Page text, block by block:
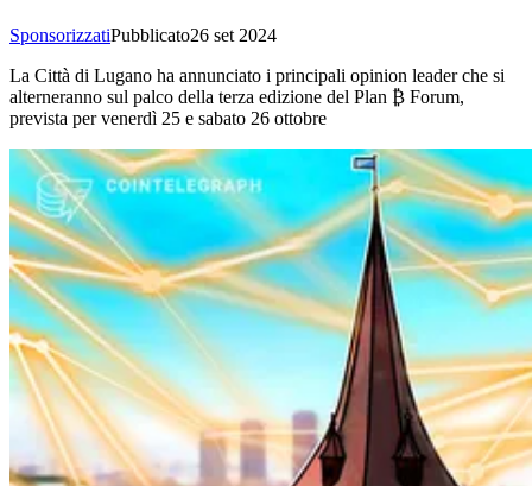
SponsorizzatiPubblicato26 set 2024
La Città di Lugano ha annunciato i principali opinion leader che si
alterneranno sul palco della terza edizione del Plan ₿ Forum,
prevista per venerdì 25 e sabato 26 ottobre